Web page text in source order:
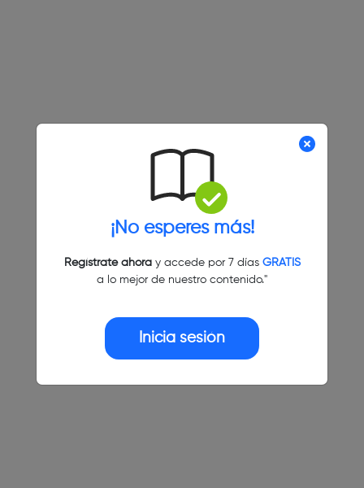
¡No esperes más!
Regístrate ahoray accede por 7 días GRATIS
a lo mejor de nuestro contenido."
Inicia sesión